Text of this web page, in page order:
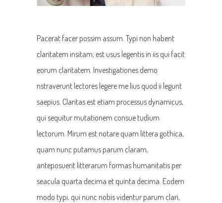
Pacerat facer possim assum. Typi non habent
claritatem insitam; est usus legentis in iis qui facit
eorum claritatem. Investigationes demo
nstraverunt lectores legere me lius quod ii legunt
saepius. Claritas est etiam processus dynamicus,
qui sequitur mutationem consue tudium
lectorum. Mirum est notare quam littera gothica,
quam nunc putamus parum claram,
anteposuerit litterarum formas humanitatis per
seacula quarta decima et quinta decima. Eodem
modo typi, qui nunc nobis videntur parum clari,